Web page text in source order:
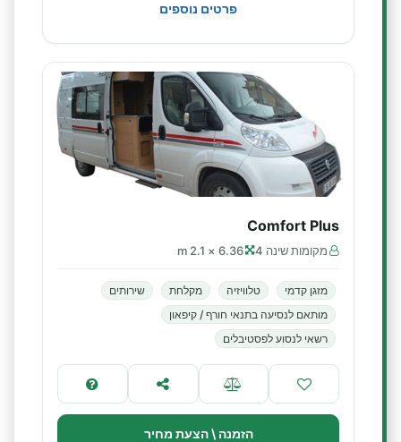
פרטים נוספים
Comfort Plus
מקומות שינה 4 6.36 × 2.1 m
מזגן קדמי טלוויזיה מקלחת
שירותים
מותאם לנסיעה בתנאי חורף / קיפאון
רשאי לנסוע לפסטיבלים
הזמנה \ הצעת מחיר